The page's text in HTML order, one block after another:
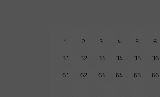
1 2 3 4 5 6
31
32 33 34 35 36
61
62 63 64 65 66